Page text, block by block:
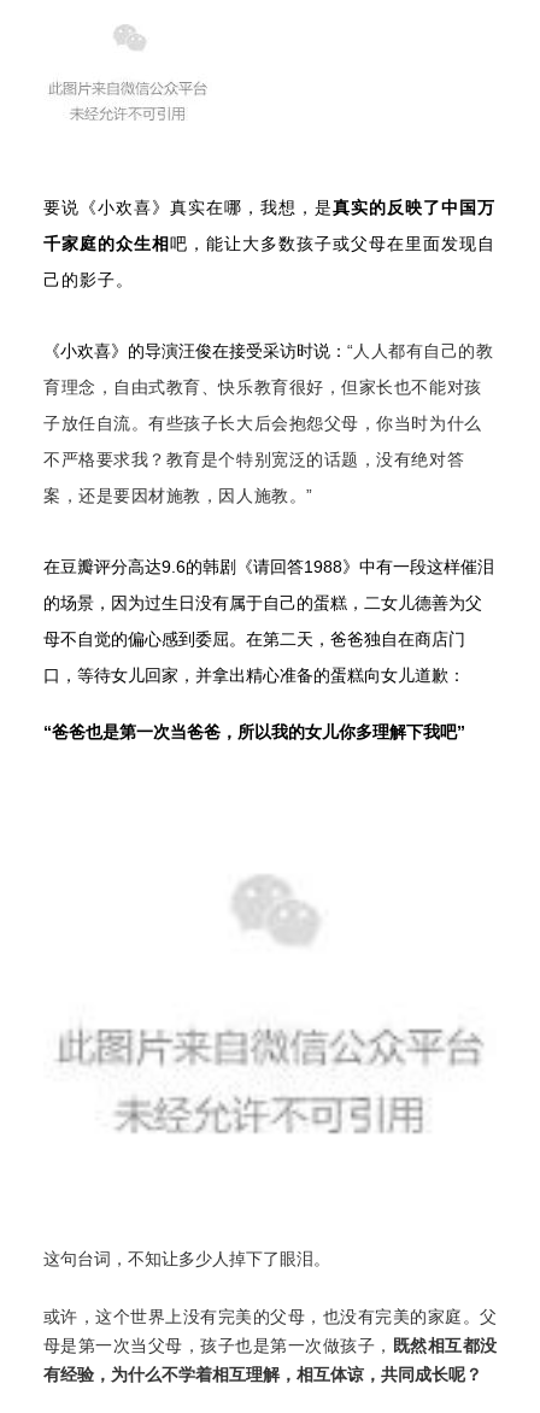
要说《小欢喜》真实在哪，我想，是真实的反映了中国万
千家庭的众生相吧，能让大多数孩子或父母在里面发现自
己的影子。
《小欢喜》的导演汪俊在接受采访时说： “ 人人都有自己的教
育理念，自由式教育、快乐教育很好，但家长也不能对孩
子放任自流。有些孩子长大后会抱怨父母，你当时为什么
不严格要求我？教育是个特别宽泛的话题，没有绝对答
案，还是要因材施教，因人施教。”
在豆瓣评分高达9.6的韩剧《请回答1988》中有一段这样催泪
的场景，因为过生日没有属于自己的蛋糕，二女儿德善为父
母不自觉的偏心感到委屈。在第二天，爸爸独自在商店门
口，等待女儿回家，并拿出精心准备的蛋糕向女儿道歉：
“爸爸也是第一次当爸爸，所以我的女儿你多理解下我吧”
这句台词，不知让多少人掉下了眼泪。
或许，这个世界上没有完美的父母，也没有完美的家庭。父
母是第一次当父母，孩子也是第一次做孩子， 既然相互都没
有经验，为什么不学着相互理解，相互体谅，共同成长呢？